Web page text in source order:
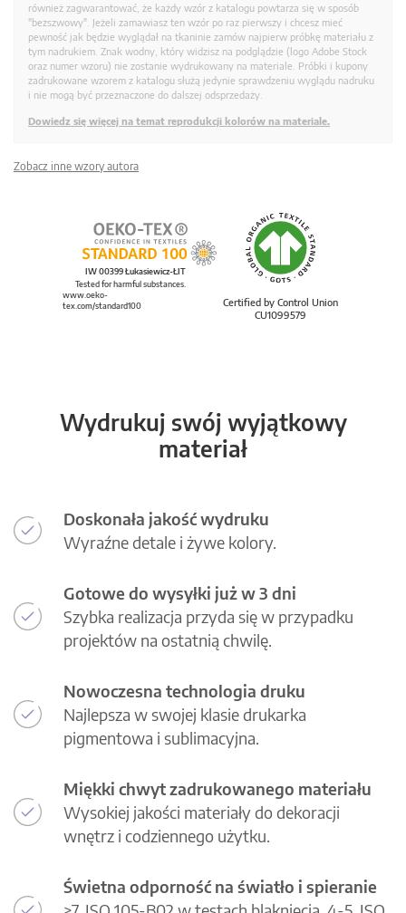
również zagwarantować, że każdy wzór z katalogu powtarza się w sposób
"bezszwowy". Jeżeli zamawiasz ten wzór po raz pierwszy i chcesz mieć
pewność jak będzie wyglądał na tkaninie zamów najpierw próbkę materiału z
tym nadrukiem. Znak wodny, który widzisz na podglądzie (logo Adobe Stock
oraz numer wzoru) nie zostanie wydrukowany na materiale. Próbki i kupony
zadrukowane wzorem z katalogu służą jedynie sprawdzeniu wyglądu nadruku
i nie mogą być przeznaczone do dalszej odsprzedaży.
Dowiedz się więcej na temat reprodukcji kolorów na materiale.
Zobacz inne wzory autora
Certified by Control Union
CU1099579
IW 00399 Łukasiewicz-ŁIT
Tested for harmful substances.
www.oeko-
tex.com/standard100
Wydrukuj swój wyjątkowy
materiał
Doskonała jakość wydruku
Wyraźne detale i żywe kolory.
Gotowe do wysyłki już w 3 dni
Szybka realizacja przyda się w przypadku
projektów na ostatnią chwilę.
Nowoczesna technologia druku
Najlepsza w swojej klasie drukarka
pigmentowa i sublimacyjna.
Miękki chwyt zadrukowanego materiału
Wysokiej jakości materiały do dekoracji
wnętrz i codziennego użytku.
Świetna odporność na światło i spieranie